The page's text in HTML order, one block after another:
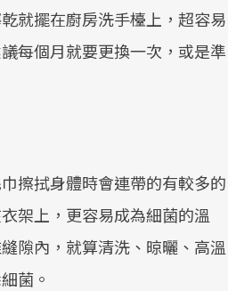
就擺在廚房洗手檯上，超容易
每個月就要更換一次，或是準
擦拭身體時會連帶的有較多的
架上，更容易成為細菌的溫
隙內，就算清洗、晾曬、高溫
菌。